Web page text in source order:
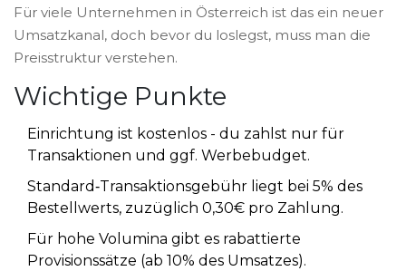
Für viele Unternehmen in Österreich ist das ein neuer
Umsatzkanal, doch bevor du loslegst, muss man die
Preisstruktur verstehen.
Wichtige Punkte
Einrichtung ist kostenlos - du zahlst nur für
Transaktionen und ggf. Werbebudget.
Standard‑Transaktionsgebühr liegt bei 5% des
Bestellwerts, zuzüglich 0,30€ pro Zahlung.
Für hohe Volumina gibt es rabattierte
Provisionssätze (ab 10% des Umsatzes).